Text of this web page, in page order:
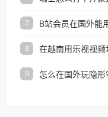
7
8
9